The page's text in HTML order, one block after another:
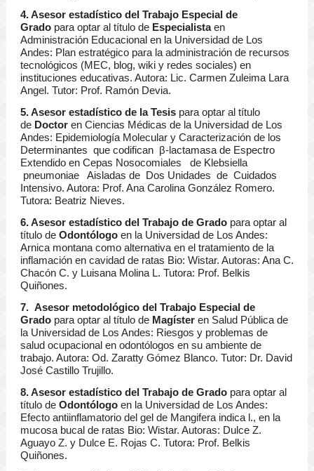
4. Asesor estadístico del Trabajo Especial de
Gradopara optar al título de Especialistaen
Administración Educacional en la Universidad de Los
Andes: Plan estratégico para la administración de recursos
tecnológicos (MEC, blog, wiki y redes sociales) en
instituciones educativas. Autora: Lic. Carmen Zuleima Lara
Angel. Tutor: Prof. Ramón Devia.
5. Asesor estadístico de la Tesispara optar al título
de Doctor en Ciencias Médicas de la Universidad de Los
Andes: Epidemiología Molecular y Caracterización de los
Determinantes que codifican β-lactamasa de Espectro
Extendido en Cepas Nosocomiales de Klebsiella
pneumoniae Aisladas de Dos Unidades de Cuidados
Intensivo. Autora: Prof. Ana Carolina González Romero.
Tutora: Beatriz Nieves.
6. Asesor estadístico del Trabajo de Gradopara optar al
título de Odontólogoen la Universidad de Los Andes:
Arnica montana como alternativa en el tratamiento de la
inflamación en cavidad de ratas Bio: Wistar. Autoras: Ana C.
Chacón C. y Luisana Molina L. Tutora: Prof. Belkis
Quiñones.
7. Asesor metodológico del Trabajo Especial de
Gradopara optar al título de Magísteren Salud Pública de
la Universidad de Los Andes: Riesgos y problemas de
salud ocupacional en odontólogos en su ambiente de
trabajo. Autora: Od. Zaratty Gómez Blanco. Tutor: Dr. David
José Castillo Trujillo.
8. Asesor estadístico del Trabajo de Gradopara optar al
título de Odontólogoen la Universidad de Los Andes:
Efecto antiinflamatorio del gel de Mangifera indica l., en la
mucosa bucal de ratas Bio: Wistar. Autoras: Dulce Z.
Aguayo Z. y Dulce E. Rojas C. Tutora: Prof. Belkis
Quiñones.